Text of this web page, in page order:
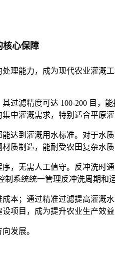
核心保障
理能力，成为现代农业灌溉
过滤精度可达 100-200 目，
中灌溉需求，特别适合平原
达到灌溉用水标准。对于水
制造，能耐受农田复杂水质
，无需人工值守。反冲洗时
系统统一管理反冲洗周期和
本；通过精准过滤提高灌溉
项目，成为提升农业生产效益
发展。